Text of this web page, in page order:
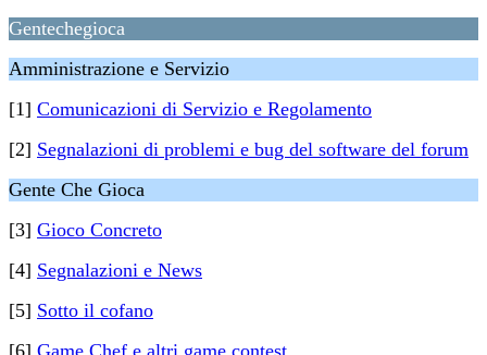
Gentechegioca
Amministrazione e Servizio
[1] Comunicazioni di Servizio e Regolamento
[2] Segnalazioni di problemi e bug del software del forum
Gente Che Gioca
[3] Gioco Concreto
[4] Segnalazioni e News
[5] Sotto il cofano
[6] Game Chef e altri game contest